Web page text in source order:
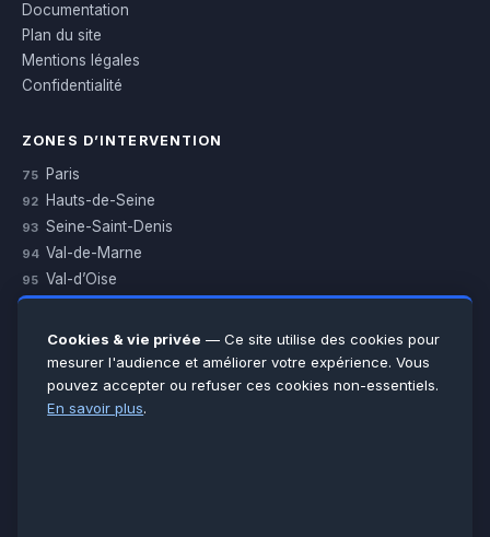
Documentation
Plan du site
Mentions légales
Confidentialité
ZONES D’INTERVENTION
75 Paris
92 Hauts-de-Seine
93 Seine-Saint-Denis
94 Val-de-Marne
95 Val-d’Oise
Essonne
Seine-et-Marne
Voir toutes les villes →
Cookies & vie privée — Ce site utilise des cookies pour
mesurer l'audience et améliorer votre expérience. Vous
pouvez accepter ou refuser ces cookies non-essentiels.
En savoir plus.